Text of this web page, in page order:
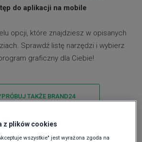
do aplikacji na mobile
opcji, które znajdziesz w opisanych
Sprawdź listę narzędzi i wybierz
graficzny dla Ciebie!
TAKŻE BRAND24
z plików cookies
wszystkie" jest wyrażona zgoda na